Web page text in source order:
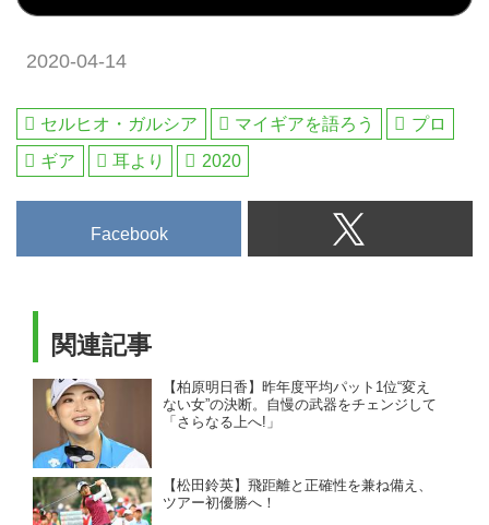
2020-04-14
セルヒオ・ガルシア マイギアを語ろう
プロ
ギア
耳より 2020
Facebook
関連記事
【柏原明日香】昨年度平均パット1位“変え
ない女”の決断。自慢の武器をチェンジして
「さらなる上へ!」
【松田鈴英】飛距離と正確性を兼ね備え、
ツアー初優勝へ！